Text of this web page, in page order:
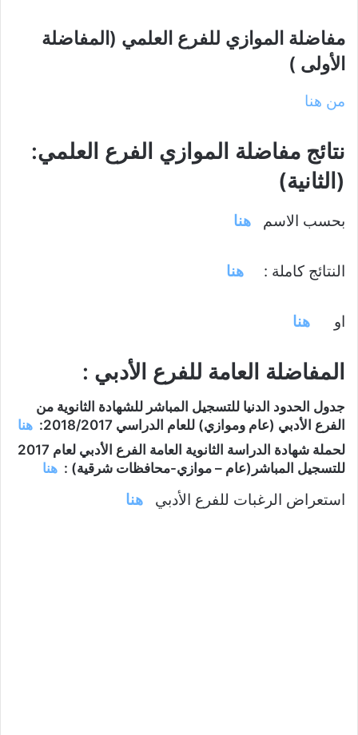
مفاضلة الموازي للفرع العلمي (المفاضلة
الأولى )
من هنا
نتائج مفاضلة الموازي الفرع العلمي:
(الثانية)
بحسب الاسم هنا
النتائج كاملة : هنا
او هنا
المفاضلة العامة للفرع الأدبي :
جدول الحدود الدنيا للتسجيل المباشر للشهادة الثانوية من
الفرع الأدبي (عام وموازي) للعام الدراسي 2018/2017:
هنا
لحملة شهادة الدراسة الثانوية العامة الفرع الأدبي لعام 2017
للتسجيل المباشر(عام – موازي-محافظات شرقية) : هنا
استعراض الرغبات للفرع الأدبي هنا